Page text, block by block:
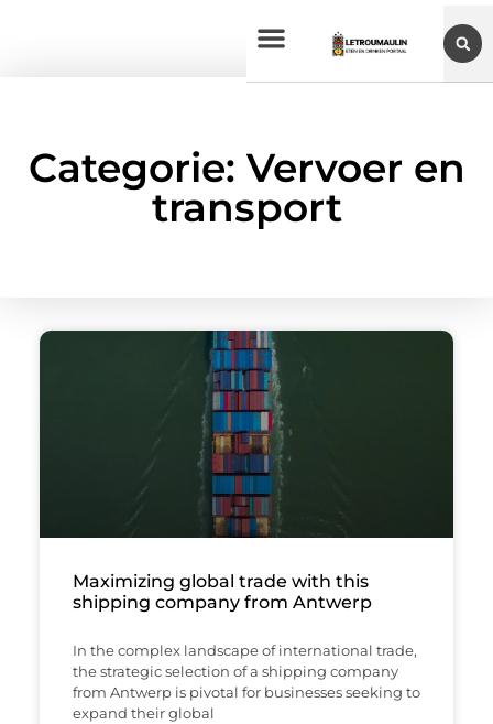
Categorie: Vervoer en
transport
Maximizing global trade with this
shipping company from Antwerp
In the complex landscape of international trade,
the strategic selection of a shipping company
from Antwerp is pivotal for businesses seeking to
expand their global